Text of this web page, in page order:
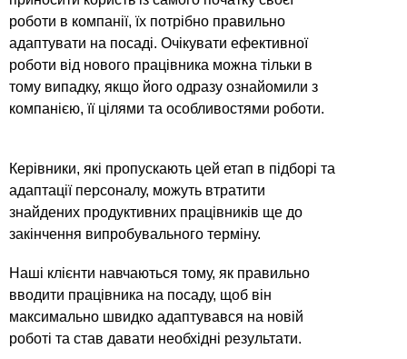
роботи в компанії, їх потрібно правильно
адаптувати на посаді. Очікувати ефективної
роботи від нового працівника можна тільки в
тому випадку, якщо його одразу ознайомили з
компанією, її цілями та особливостями роботи.
Наші клієнти навчаються тому, як правильно
вводити працівника на посаду, щоб він
максимально швидко адаптувався на новій
роботі та став давати необхідні результати.
Керівники, які пропускають цей етап в підборі та
адаптації персоналу, можуть втратити
знайдених продуктивних працівників ще до
закінчення випробувального терміну.